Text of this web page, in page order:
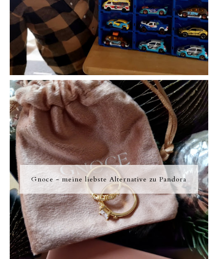
Gnoce - meine liebste Alternative zu Pandora